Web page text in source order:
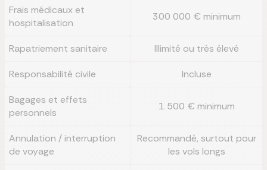
Frais médicaux et
hospitalisation
300 000 € minimum
Rapatriement sanitaire Illimité ou très élevé
Responsabilité civile Incluse
Bagages et effets
personnels
1 500 € minimum
Annulation / interruption
de voyage
Recommandé, surtout pour
les vols longs